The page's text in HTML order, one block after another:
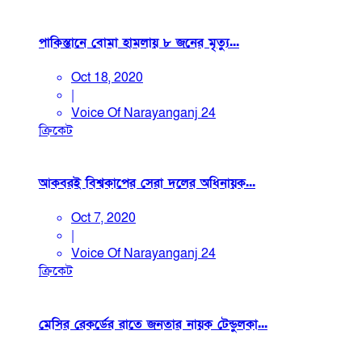
পাকিস্তানে বোমা হামলায় ৮ জনের মৃত্যু...
Oct 18, 2020
|
Voice Of Narayanganj 24
ক্রিকেট
আকবরই বিশ্বকাপের সেরা দলের অধিনায়ক...
Oct 7, 2020
|
Voice Of Narayanganj 24
ক্রিকেট
মেসির রেকর্ডের রাতে জনতার নায়ক টেন্ডুলকা...